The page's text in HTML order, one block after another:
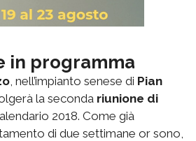
in programma
, nell’impianto senese di Pian
la seconda riunione di
2018. Come già
di due settimane or sono,